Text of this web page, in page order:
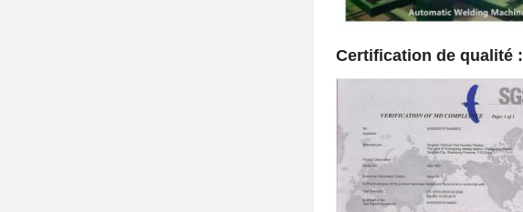
Certification de qualité :